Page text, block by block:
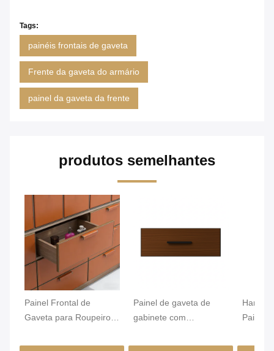
Tags:
painéis frontais de gaveta
Frente da gaveta do armário
painel da gaveta da frente
produtos semelhantes
Painel Frontal de
Gaveta para Roupeiros,
Grau ENF, Revestido
Painel de gaveta de
gabinete com
fosca, espessura de 18
Painel
Sim